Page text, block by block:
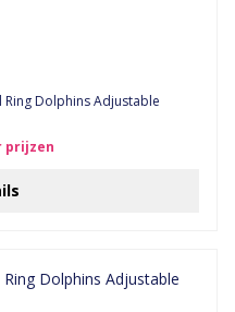
Ring Dolphins Adjustable
prijzen